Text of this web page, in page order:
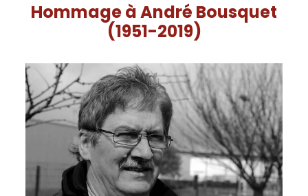
Hommage à André Bousquet
(1951-2019)